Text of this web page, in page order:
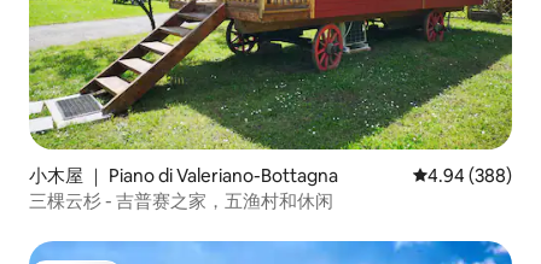
小木屋 ｜ Piano di Valeriano-Bottagna 平均评分 4.94
4.94 (388)
三棵云杉 - 吉普赛之家，五渔村和休闲